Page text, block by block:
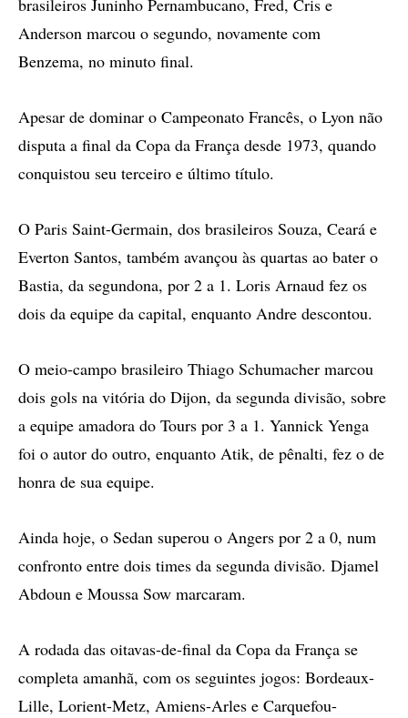
brasileiros Juninho Pernambucano, Fred, Cris e
Anderson marcou o segundo, novamente com
Benzema, no minuto final.
Apesar de dominar o Campeonato Francês, o Lyon não
disputa a final da Copa da França desde 1973, quando
conquistou seu terceiro e último título.
O Paris Saint-Germain, dos brasileiros Souza, Ceará e
Everton Santos, também avançou às quartas ao bater o
Bastia, da segundona, por 2 a 1. Loris Arnaud fez os
dois da equipe da capital, enquanto Andre descontou.
O meio-campo brasileiro Thiago Schumacher marcou
dois gols na vitória do Dijon, da segunda divisão, sobre
a equipe amadora do Tours por 3 a 1. Yannick Yenga
foi o autor do outro, enquanto Atik, de pênalti, fez o de
honra de sua equipe.
Ainda hoje, o Sedan superou o Angers por 2 a 0, num
confronto entre dois times da segunda divisão. Djamel
Abdoun e Moussa Sow marcaram.
A rodada das oitavas-de-final da Copa da França se
completa amanhã, com os seguintes jogos: Bordeaux-
Lille, Lorient-Metz, Amiens-Arles e Carquefou-